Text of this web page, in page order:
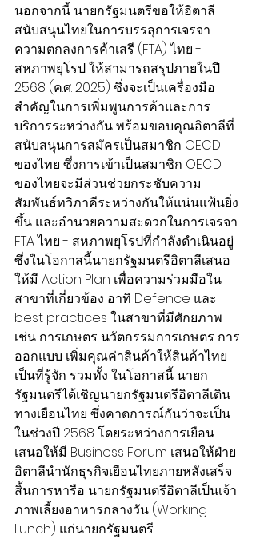
นอกจากนี้ นายกรัฐมนตรีขอให้อิตาลี
สนับสนุนไทยในการบรรลุการเจรจา
ความตกลงการค้าเสรี (FTA) ไทย -
สหภาพยุโรป ให้สามารถสรุปภายในปี
2568 (ค.ศ. 2025) ซึ่งจะเป็นเครื่องมือ
สำคัญในการเพิ่มพูนการค้าและการ
บริการระหว่างกัน พร้อมขอบคุณอิตาลีที่
สนับสนุนการสมัครเป็นสมาชิก OECD
ของไทย ซึ่งการเข้าเป็นสมาชิก OECD
ของไทยจะมีส่วนช่วยกระชับความ
สัมพันธ์ทวิภาคีระหว่างกันให้แน่นแฟ้นยิ่ง
ขึ้น และอำนวยความสะดวกในการเจรจา
FTA ไทย - สหภาพยุโรปที่กำลังดำเนินอยู่
ซึ่งในโอกาสนี้นายกรัฐมนตรีอิตาลีเสนอ
ให้มี Action Plan เพื่อความร่วมมือใน
สาขาที่เกี่ยวข้อง อาทิ Defence และ
best practices ในสาขาที่มีศักยภาพ
เช่น การเกษตร นวัตกรรมการเกษตร การ
ออกแบบ เพิ่มคุณค่าสินค้าให้สินค้าไทย
เป็นที่รู้จัก รวมทั้ง ในโอกาสนี้ นายก
รัฐมนตรีได้เชิญนายกรัฐมนตรีอิตาลีเดิน
ทางเยือนไทย ซึ่งคาดการณ์กันว่าจะเป็น
ในช่วงปี 2568 โดยระหว่างการเยือน
เสนอให้มี Business Forum เสนอให้ฝ่าย
อิตาลีนำนักธุรกิจเยือนไทยภายหลังเสร็จ
สิ้นการหารือ นายกรัฐมนตรีอิตาลีเป็นเจ้า
ภาพเลี้ยงอาหารกลางวัน (Working
Lunch) แก่นายกรัฐมนตรี